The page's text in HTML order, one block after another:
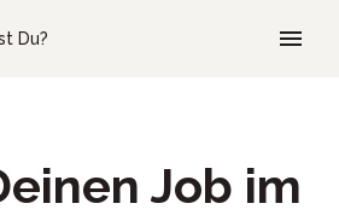
Du?
Job im